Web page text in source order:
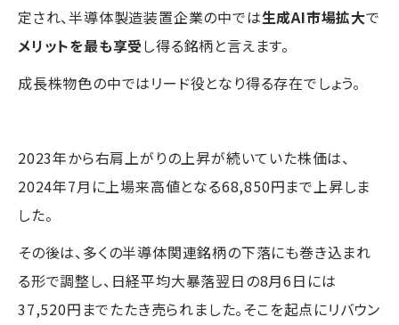
定され、半導体製造装置企業の中では生成AI市場拡大で
メリットを最も享受し得る銘柄と言えます。
成長株物色の中ではリード役となり得る存在でしょう。
2023年から右肩上がりの上昇が続いていた株価は、
2024年7月に上場来高値となる68,850円まで上昇しま
した。
その後は、多くの半導体関連銘柄の下落にも巻き込まれ
る形で調整し、日経平均大暴落翌日の8月6日には
37,520円までたたき売られました。そこを起点にリバウン